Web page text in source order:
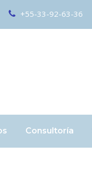
+55-33-92-63-36
Consultoría